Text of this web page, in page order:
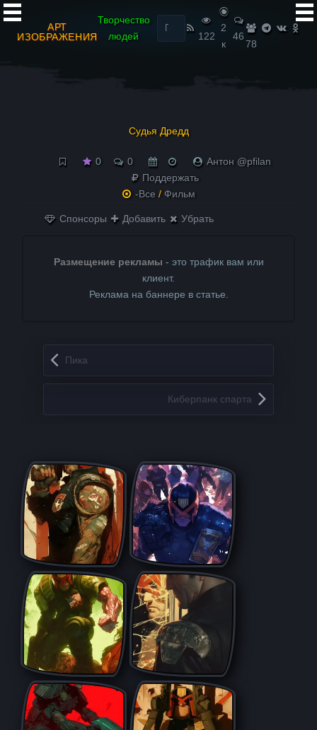
АРТ
ИЗОБРАЖЕНИЯ
Творчество
людей
Найти:
122
2
к
46
78
Судья Дредд
0 0
Антон @pfilan
Поддержать
-Все / Фильм
Спонсоры Добавить Убрать
Размещение рекламы - это трафик вам или
клиент.
Реклама на баннере в статье.
Запись навигация
Пика
Киберпанк спарта